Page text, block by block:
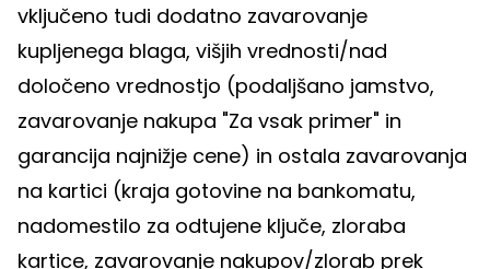
vključeno tudi dodatno zavarovanje
kupljenega blaga, višjih vrednosti/nad
določeno vrednostjo (podaljšano jamstvo,
zavarovanje nakupa "Za vsak primer" in
garancija najnižje cene) in ostala zavarovanja
na kartici (kraja gotovine na bankomatu,
nadomestilo za odtujene ključe, zloraba
kartice, zavarovanje nakupov/zlorab prek